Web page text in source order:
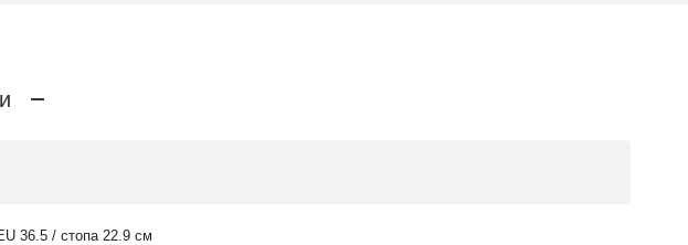
36.5 / стопа 22.9 см